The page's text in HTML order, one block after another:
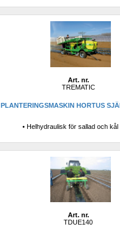
Art. nr.
TREMATIC
PLANTERINGSMASKIN HORTUS
• Helhydraulisk för sallad och kål
Art. nr.
TDUE140